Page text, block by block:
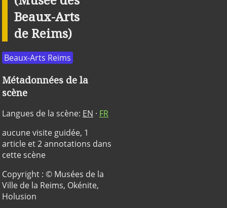
Beaux-Arts
de Reims)
Beaux-Arts Reims
Métadonnées de la
scène
Langues de la scène: EN · FR
aucune visite guidée, 1
article et 2 annotations dans
cette scène
Copyright : © Musées de la
Ville de la Reims, Okénite,
Holusion